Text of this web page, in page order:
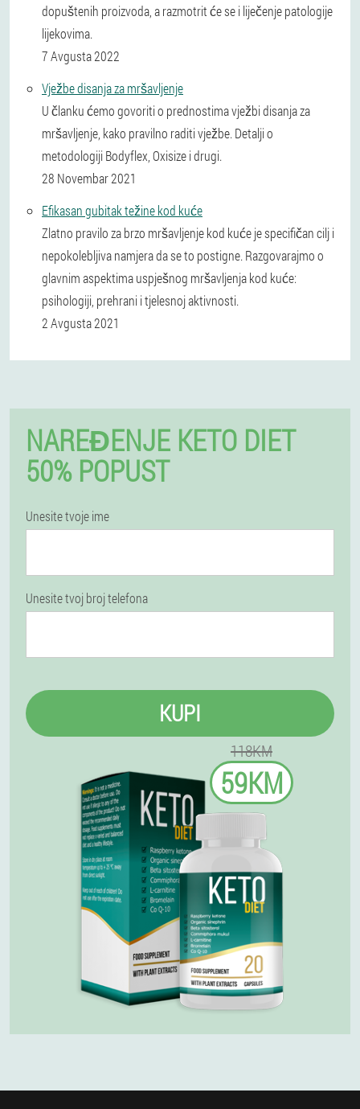
dopuštenih proizvoda, a razmotrit će se i liječenje patologije
lijekovima.
7 Avgusta 2022
Vježbe disanja za mršavljenje
U članku ćemo govoriti o prednostima vježbi disanja za
mršavljenje, kako pravilno raditi vježbe. Detalji o
metodologiji Bodyflex, Oxisize i drugi.
28 Novembar 2021
Efikasan gubitak težine kod kuće
Zlatno pravilo za brzo mršavljenje kod kuće je specifičan cilj i
nepokolebljiva namjera da se to postigne. Razgovarajmo o
glavnim aspektima uspješnog mršavljenja kod kuće:
psihologiji, prehrani i tjelesnoj aktivnosti.
2 Avgusta 2021
NAREĐENJE KETO DIET
50% POPUST
Unesite tvoje ime
Unesite tvoj broj telefona
KUPI
118KM
59KM